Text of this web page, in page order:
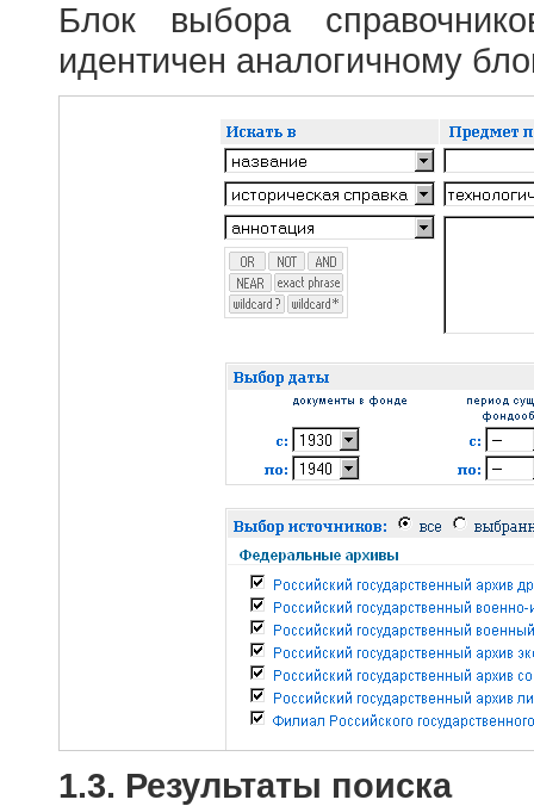
Блок выбора
идентичен аналогичному
1.3. Результаты поиска